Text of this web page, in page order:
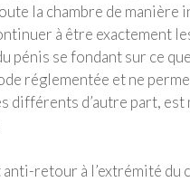
la chambre de
à être exactement
pénis se fondant sur ce
réglementée et ne
différents d’autre part,
anti-retour à l’extrémité